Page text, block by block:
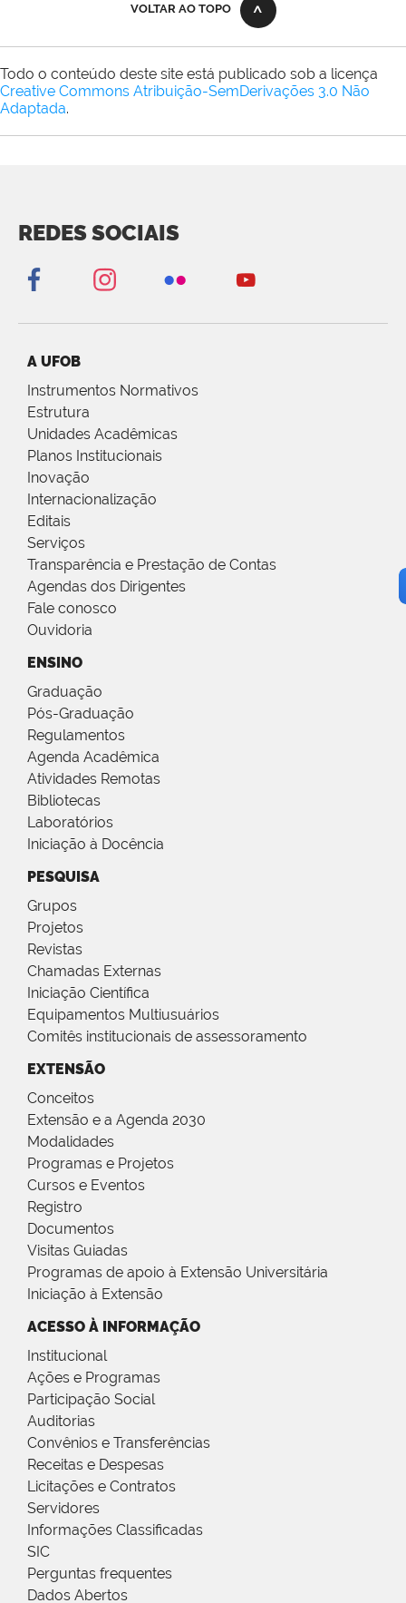
VOLTAR AO TOPO
Todo o conteúdo deste site está publicado sob a licença
Creative Commons Atribuição-SemDerivações 3.0 Não
Adaptada.
REDES SOCIAIS
A UFOB
Instrumentos Normativos
Estrutura
Unidades Acadêmicas
Planos Institucionais
Inovação
Internacionalização
Editais
Serviços
Transparência e Prestação de Contas
Agendas dos Dirigentes
Fale conosco
Ouvidoria
ENSINO
Graduação
Pós-Graduação
Regulamentos
Agenda Acadêmica
Atividades Remotas
Bibliotecas
Laboratórios
Iniciação à Docência
PESQUISA
Grupos
Projetos
Revistas
Chamadas Externas
Iniciação Científica
Equipamentos Multiusuários
Comitês institucionais de assessoramento
EXTENSÃO
Conceitos
Extensão e a Agenda 2030
Modalidades
Programas e Projetos
Cursos e Eventos
Registro
Documentos
Visitas Guiadas
Programas de apoio à Extensão Universitária
Iniciação à Extensão
ACESSO À INFORMAÇÃO
Institucional
Ações e Programas
Participação Social
Auditorias
Convênios e Transferências
Receitas e Despesas
Licitações e Contratos
Servidores
Informações Classificadas
SIC
Perguntas frequentes
Dados Abertos